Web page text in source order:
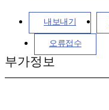
내보내기
오류접수
부가정보